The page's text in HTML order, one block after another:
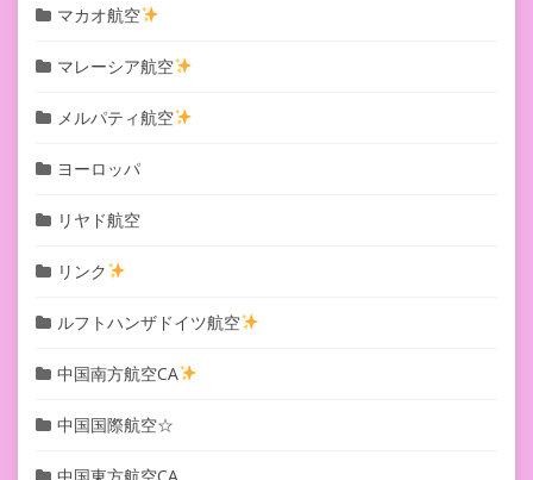
マカオ航空
マレーシア航空
メルパティ航空
ヨーロッパ
リヤド航空
リンク
ルフトハンザドイツ航空
中国南方航空CA
中国国際航空☆